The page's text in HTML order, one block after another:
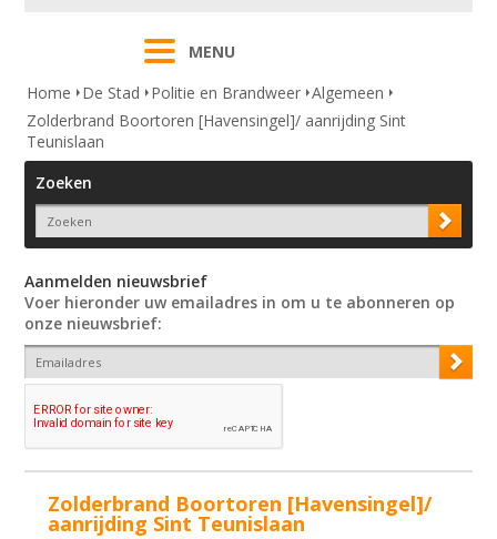
MENU
Home
De Stad Politie en Brandweer Algemeen
Zolderbrand Boortoren [Havensingel]/ aanrijding Sint
Teunislaan
Zoeken
Aanmelden nieuwsbrief
Voer hieronder uw emailadres in om u te abonneren op
onze nieuwsbrief:
Zolderbrand Boortoren [Havensingel]/
aanrijding Sint Teunislaan